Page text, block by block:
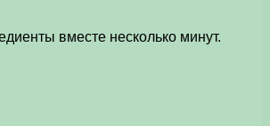
вместе несколько минут.